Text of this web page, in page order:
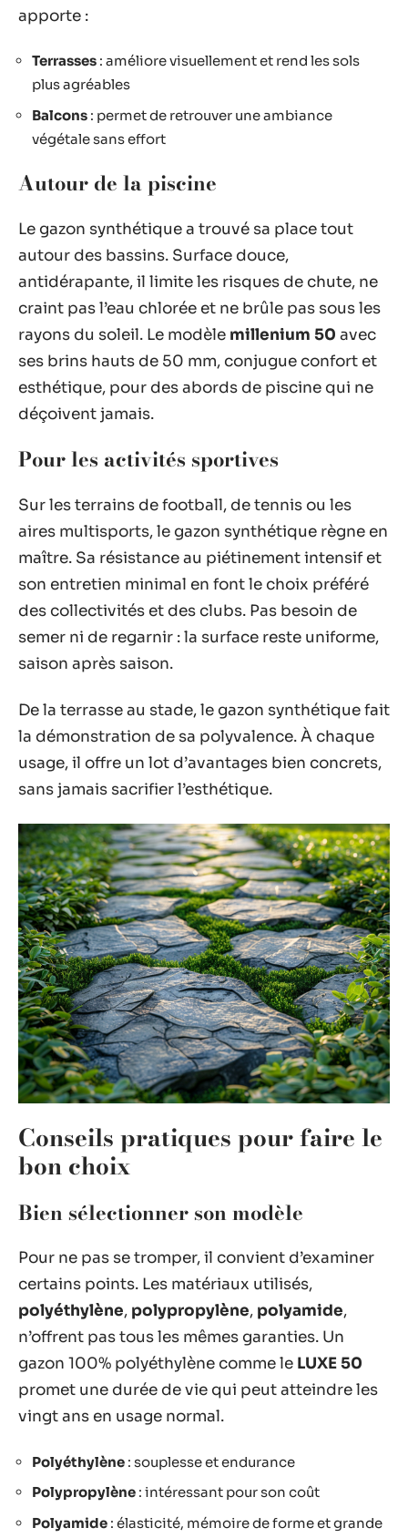
apporte :
Terrasses : améliore visuellement et rend les sols
plus agréables
Balcons : permet de retrouver une ambiance
végétale sans effort
Autour de la piscine
Le gazon synthétique a trouvé sa place tout
autour des bassins. Surface douce,
antidérapante, il limite les risques de chute, ne
craint pas l’eau chlorée et ne brûle pas sous les
rayons du soleil. Le modèle millenium 50 avec
ses brins hauts de 50 mm, conjugue confort et
esthétique, pour des abords de piscine qui ne
déçoivent jamais.
Pour les activités sportives
Sur les terrains de football, de tennis ou les
aires multisports, le gazon synthétique règne en
maître. Sa résistance au piétinement intensif et
son entretien minimal en font le choix préféré
des collectivités et des clubs. Pas besoin de
semer ni de regarnir : la surface reste uniforme,
saison après saison.
De la terrasse au stade, le gazon synthétique fait
la démonstration de sa polyvalence. À chaque
usage, il offre un lot d’avantages bien concrets,
sans jamais sacrifier l’esthétique.
Conseils pratiques pour faire le
bon choix
Bien sélectionner son modèle
Pour ne pas se tromper, il convient d’examiner
certains points. Les matériaux utilisés,
polyéthylène, polypropylène, polyamide,
n’offrent pas tous les mêmes garanties. Un
gazon 100% polyéthylène comme le LUXE 50
promet une durée de vie qui peut atteindre les
vingt ans en usage normal.
Polyéthylène : souplesse et endurance
Polypropylène : intéressant pour son coût
Polyamide : élasticité, mémoire de forme et grande